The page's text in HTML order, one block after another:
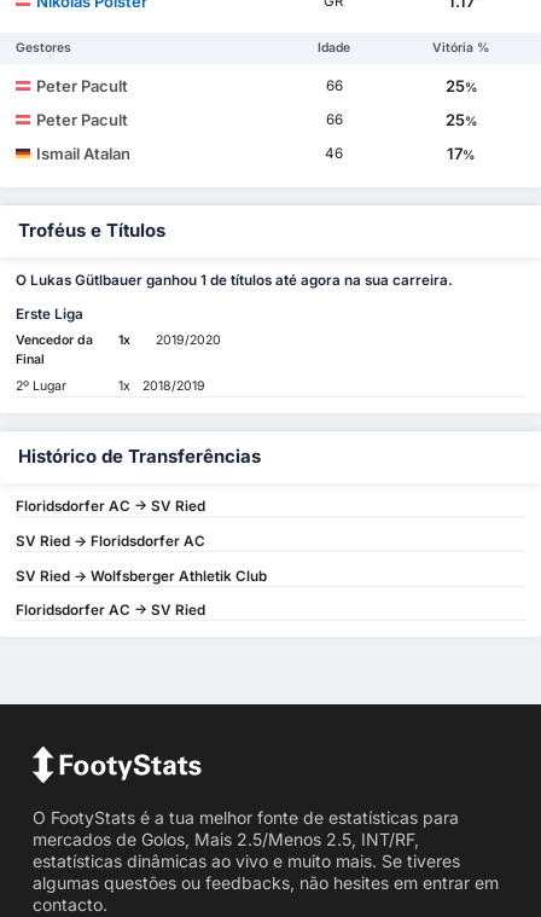
Gestores Idade Vitória %
Peter Pacult 66 25%
Peter Pacult 66 25%
Ismail Atalan 46 17%
Troféus e Títulos
O Lukas Gütlbauer ganhou 1 de títulos até agora na sua carreira.
Erste Liga
Vencedor da
Final
1x 2019/2020
2º Lugar 1x 2018/2019
Histórico de Transferências
Floridsdorfer AC -> SV Ried
SV Ried -> Floridsdorfer AC
SV Ried -> Wolfsberger Athletik Club
Floridsdorfer AC -> SV Ried
O FootyStats é a tua melhor fonte de estatísticas para
mercados de Golos, Mais 2.5/Menos 2.5, INT/RF,
estatísticas dinâmicas ao vivo e muito mais. Se tiveres
algumas questões ou feedbacks, não hesites em entrar em
contacto.